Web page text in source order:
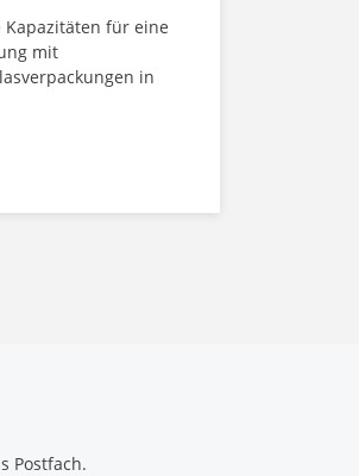
Kapazitäten für eine
mit
in
Postfach.